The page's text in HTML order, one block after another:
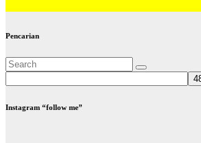
Pencarian
Instagram “follow me”